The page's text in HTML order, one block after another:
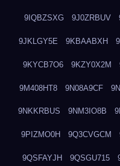
9IQBZSXG 9J0ZRBUV
9JKLGY5E 9KBAABXH
9KYCB7O6 9KZY0X2M
9M408HT8 9N08A9CF
9NKKRBUS 9NM3IO8B
9PIZMO0H 9Q3CVGCM
9QSFAYJH 9QSGU715